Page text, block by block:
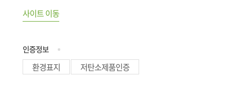
사이트 이동
인증정보
환경표지 저탄소제품인증